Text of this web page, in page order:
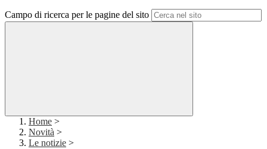
Campo di ricerca per le pagine del sito
Home >
Novità >
Le notizie >